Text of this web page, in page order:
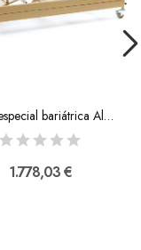
Cama especial bariátrica Alura Low XL
1.778,03 €